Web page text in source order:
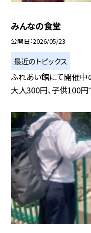
みんなの食堂
公開日 2026/05/23
最近のトピックス
ふれあい館にて開催中
大人300円、子供100円